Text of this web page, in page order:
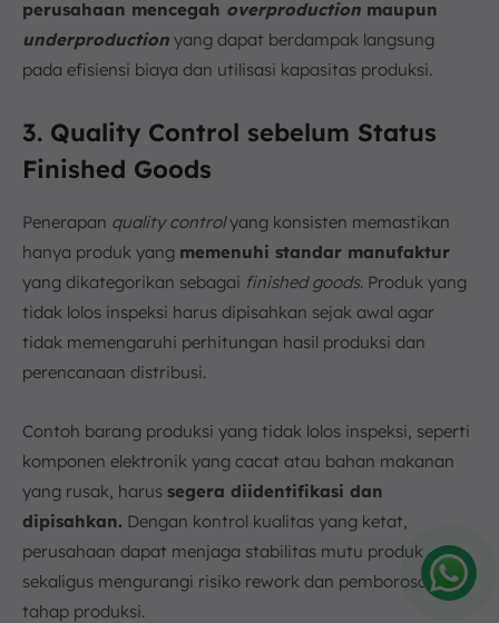
perusahaan mencegah overproduction maupun
underproduction yang dapat berdampak langsung
pada efisiensi biaya dan utilisasi kapasitas produksi.
3. Quality Control sebelum Status
Finished Goods
Penerapan quality controlyang konsisten memastikan
hanya produk yang memenuhi standar manufaktur
yang dikategorikan sebagai finished goods. Produk yang
tidak lolos inspeksi harus dipisahkan sejak awal agar
tidak memengaruhi perhitungan hasil produksi dan
perencanaan distribusi.
Contoh barang produksi yang tidak lolos inspeksi, seperti
komponen elektronik yang cacat atau bahan makanan
yang rusak, harus segera diidentifikasi dan
dipisahkan. Dengan kontrol kualitas yang ketat,
perusahaan dapat menjaga stabilitas mutu produk
sekaligus mengurangi risiko rework dan pemborosan di
tahap produksi.